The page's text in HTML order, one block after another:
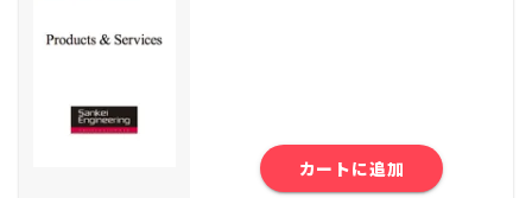
カートに追加